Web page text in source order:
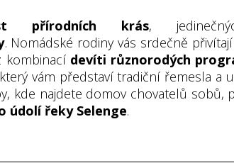
přírodních krás,
. Nomádské rodiny vás srdečně
kombinací devíti různorodých
vám představí tradiční řemesla a
najdete domov chovatelů sobů,
údolí řeky Selenge.